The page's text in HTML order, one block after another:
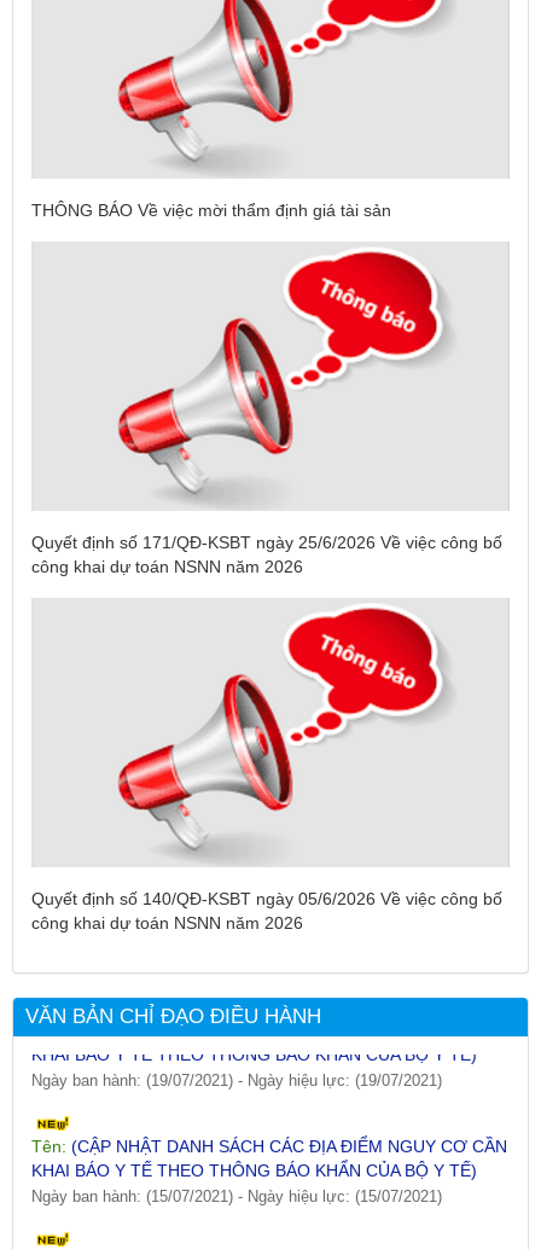
THÔNG BÁO Về việc mời thẩm định giá tài sản
Quyết định số 171/QĐ-KSBT ngày 25/6/2026 Về việc công bố
công khai dự toán NSNN năm 2026
Quyết định số 140/QĐ-KSBT ngày 05/6/2026 Về việc công bố
công khai dự toán NSNN năm 2026
VĂN BẢN CHỈ ĐẠO ĐIỀU HÀNH
Tên:(DANH SÁCH CÁC ĐỊA PHƯƠNG ĐANG THỰC HIỆN
CÁCH LY XÃ HỘI VÀ GIÃN CÁCH XÃ HỘI TÍNH ĐẾN 17H
NGÀY 25/7/2021)
Ngày ban hành: (26/07/2021)
Tên:(CẬP NHẬT DANH SÁCH CÁC ĐỊA ĐIỂM NGUY CƠ CẦN
KHAI BÁO Y TẾ THEO THÔNG BÁO KHẨN CỦA BỘ Y TẾ)
Ngày ban hành: (19/07/2021) -Ngày hiệu lực: (19/07/2021)
Tên:
KHAI BÁO Y TẾ THEO THÔNG BÁO KHẨN CỦA BỘ Y TẾ)
Ngày ban hành: (15/07/2021) -Ngày hiệu lực: (15/07/2021)
Tên: